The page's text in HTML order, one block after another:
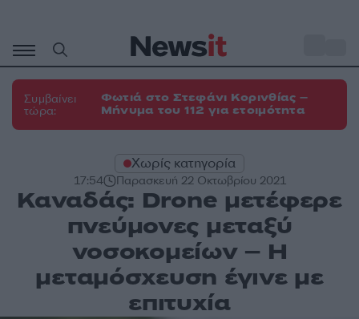
περιεχόμενο
Συμβαίνει
τώρα:
Φωτιά στο Στεφάνι Κορινθίας –
Μήνυμα του 112 για ετοιμότητα
Χωρίς κατηγορία
17:54 Παρασκευή 22 Οκτωβρίου 2021
Καναδάς: Drone μετέφερε
πνεύμονες μεταξύ
νοσοκομείων – Η
μεταμόσχευση έγινε με
επιτυχία